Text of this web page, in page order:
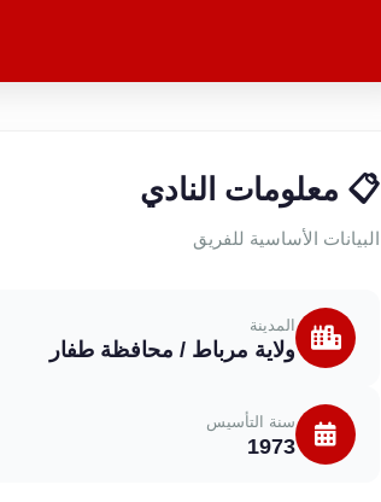
📋 معلومات النادي
البيانات الأساسية للفريق
المدينة
ولاية مرباط / محافظة طفار
سنة التأسيس
1973